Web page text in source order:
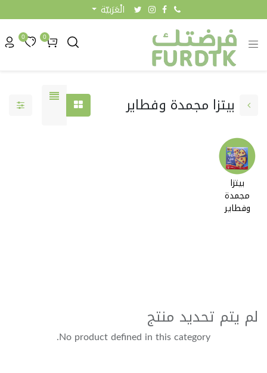
الْعَرَبيّة
0
0
بيتزا مجمدة وفطاير
بيتزا
مجمدة
وفطاير
لم يتم تحديد منتج
No product defined in this category.